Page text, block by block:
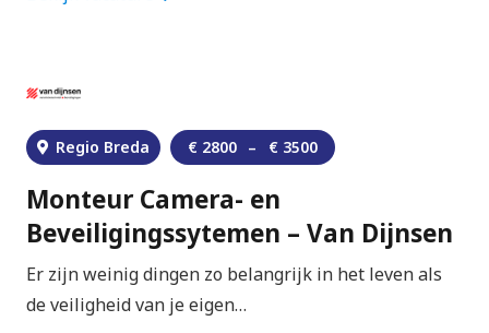
Regio Breda € 2800 – € 3500
Monteur Camera- en
Beveiligingssytemen – Van Dijnsen
Er zijn weinig dingen zo belangrijk in het leven als
de veiligheid van je eigen…